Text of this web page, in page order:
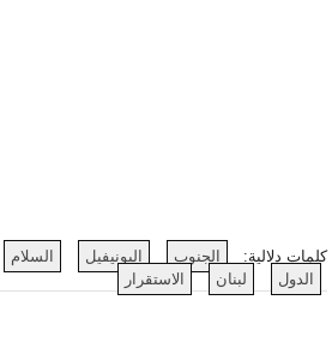
كلمات دلالية: الجنوب اليونيفيل السلام
الدول
لبنان الاستقرار